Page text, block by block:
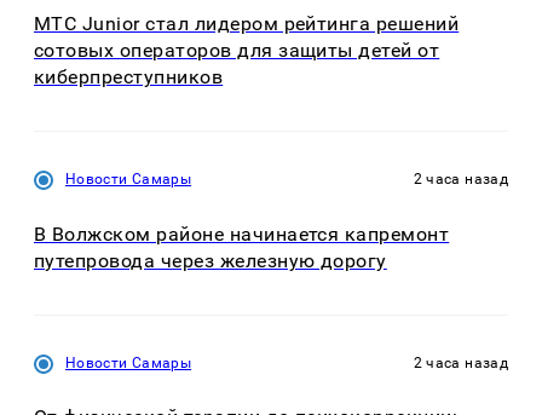
МТС Junior стал лидером рейтинга решений
сотовых операторов для защиты детей от
киберпреступников
Новости Самары 2 часа назад
В Волжском районе начинается капремонт
путепровода через железную дорогу
Новости Самары 2 часа назад